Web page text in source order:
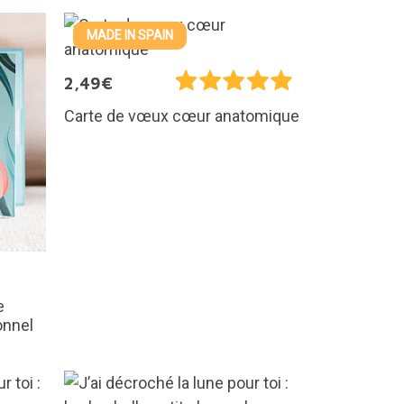
MADE IN SPAIN
2,49€
Carte de vœux cœur anatomique